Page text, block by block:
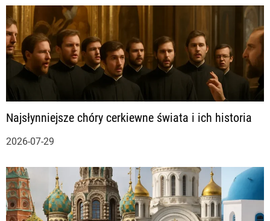
i
s
Najsłynniejsze chóry cerkiewne świata i ich historia
2026-07-29